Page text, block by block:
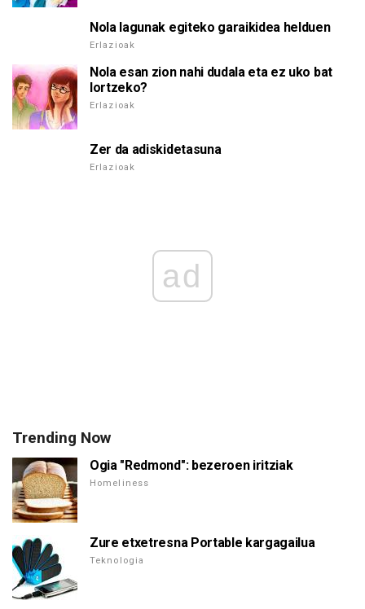
Nola lagunak egiteko garaikidea helduen
Erlazioak
Nola esan zion nahi dudala eta ez uko bat
lortzeko?
Erlazioak
Zer da adiskidetasuna
Erlazioak
ad
Trending Now
Ogia "Redmond": bezeroen iritziak
Homeliness
Zure etxetresna Portable kargagailua
Teknologia